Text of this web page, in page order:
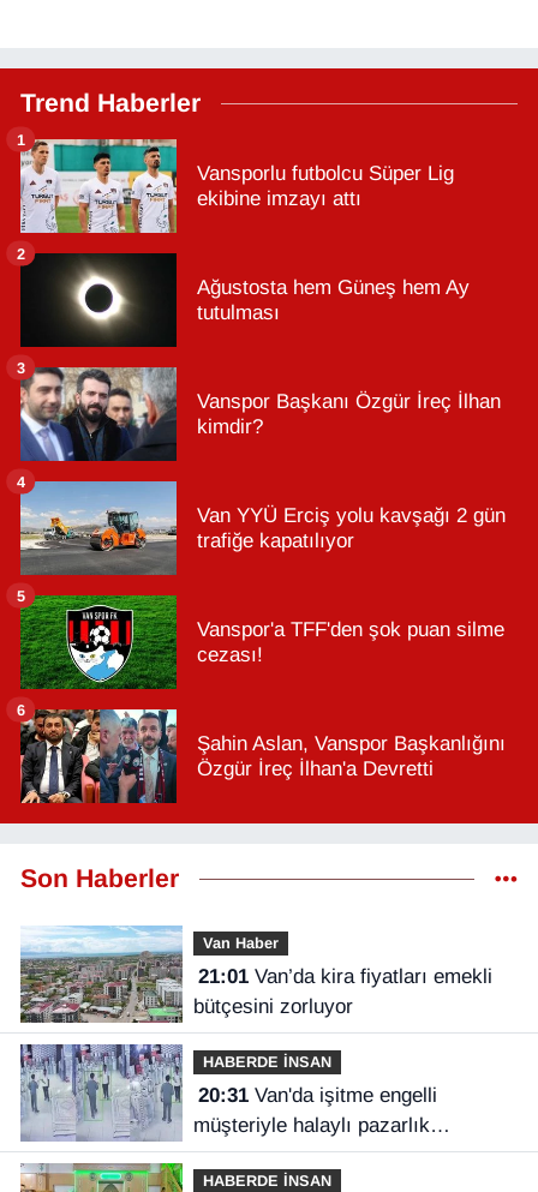
Trend Haberler
Vansporlu futbolcu Süper Lig
ekibine imzayı attı
1
Ağustosta hem Güneş hem Ay
tutulması
2
Vanspor Başkanı Özgür İreç İlhan
kimdir?
3
Van YYÜ Erciş yolu kavşağı 2 gün
trafiğe kapatılıyor
4
Vanspor'a TFF'den şok puan silme
cezası!
5
Şahin Aslan, Vanspor Başkanlığını
Özgür İreç İlhan'a Devretti
6
Son Haberler
Van Haber
21:01Van’da kira fiyatları emekli
bütçesini zorluyor
HABERDE İNSAN
20:31Van'da işitme engelli
müşteriyle halaylı pazarlık
gülümsetti
HABERDE İNSAN